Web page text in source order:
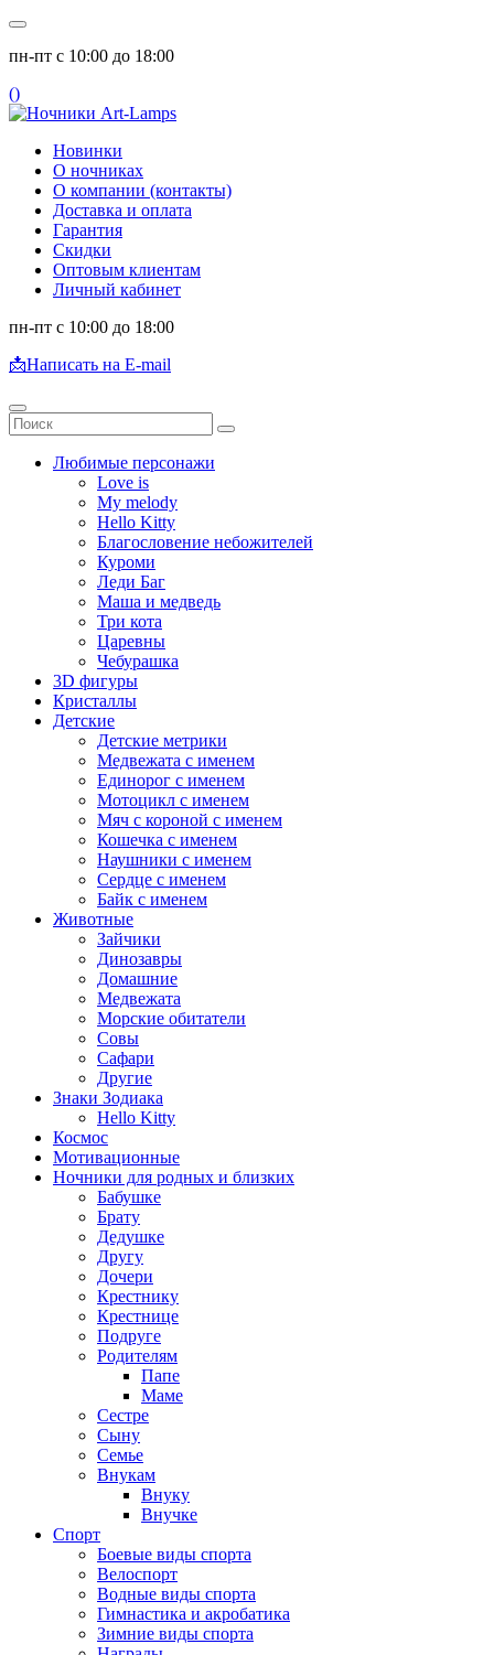
пн-пт с 10:00 до 18:00
()
Новинки
О ночниках
О компании (контакты)
Доставка и оплата
Гарантия
Скидки
Оптовым клиентам
Личный кабинет
пн-пт с 10:00 до 18:00
📩Написать на E-mail
Любимые персонажи
Love is
My melody
Hello Kitty
Благословение небожителей
Куроми
Леди Баг
Маша и медведь
Три кота
Царевны
Чебурашка
3D фигуры
Кристаллы
Детские
Детские метрики
Медвежата с именем
Единорог с именем
Мотоцикл с именем
Мяч с короной с именем
Кошечка с именем
Наушники с именем
Сердце с именем
Байк с именем
Животные
Зайчики
Динозавры
Домашние
Медвежата
Морские обитатели
Совы
Сафари
Другие
Знаки Зодиака
Hello Kitty
Космос
Мотивационные
Ночники для родных и близких
Бабушке
Брату
Дедушке
Другу
Дочери
Крестнику
Крестнице
Подруге
Родителям
Папе
Маме
Сестре
Сыну
Семье
Внукам
Внуку
Внучке
Спорт
Боевые виды спорта
Велоспорт
Водные виды спорта
Гимнастика и акробатика
Зимние виды спорта